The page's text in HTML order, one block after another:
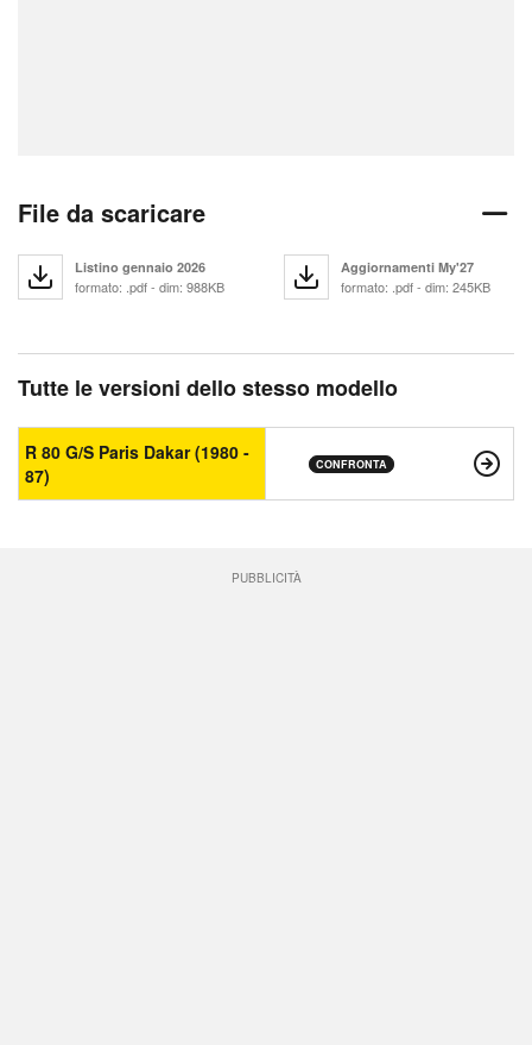
File da scaricare
Listino gennaio 2026
formato: .pdf - dim: 988KB
Aggiornamenti My'27
formato: .pdf - dim: 245KB
Tutte le versioni dello stesso modello
R 80 G/S Paris Dakar (1980 -
87)
CONFRONTA
PUBBLICITÀ